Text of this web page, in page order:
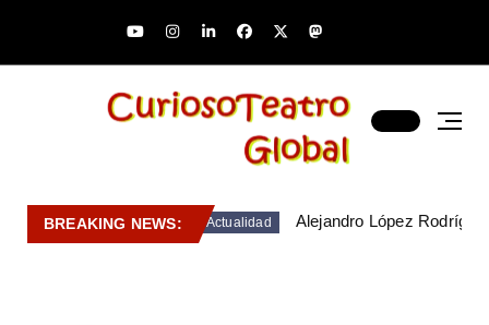
BREAKING NEWS: Actualidad Alejandro López